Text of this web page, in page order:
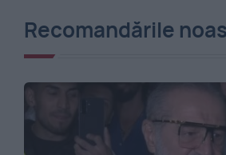
Recomandările